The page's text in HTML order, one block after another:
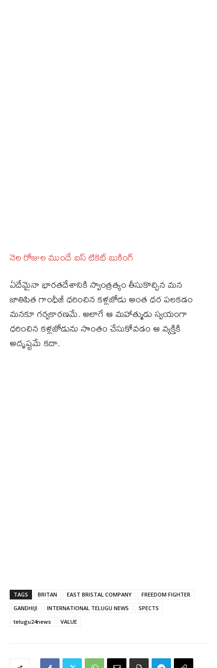
నెల రోజుల ముందే బస్‌ టికెట్‌ బుకింగ్‌
ఏదేమైనా భారతదేశానికి స్వాంత్రత్యం తీసుకొచ్చిన మన
జాతిపిత గాంధీజీ ధరించిన కళ్లజోడు అంత ధర పలకడం
మనకూ గర్వకారణమే. అలాగే ఆ మహాత్ముడు స్వయంగా
ధరించిన కళ్లజోడును సొంతం చేసుకోవడం ఆ వ్యక్తికి
అదృష్టమే కదా.
TAGS BRITAN EAST BRISTAL COMPANY
FREEDOM FIGHTER
GANDHIJI
INTERNATIONAL TELUGU NEWS
SPECTS
telugu24news
VALUE